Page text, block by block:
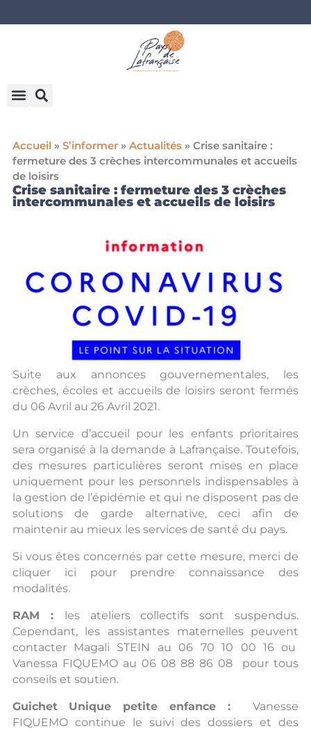
Accueil » S’informer» Actualités» Crise sanitaire :
fermeture des 3 crèches intercommunales et accueils
de loisirs
Crise sanitaire : fermeture des 3 crèches
intercommunales et accueils de loisirs
Suite aux annonces gouvernementales, les
crèches, écoles et accueils de loisirs seront fermés
du 06 Avril au 26 Avril 2021.
Un service d’accueil pour les enfants prioritaires
sera organisé à la demande à Lafrançaise. Toutefois,
des mesures particulières seront mises en place
uniquement pour les personnels indispensables à
la gestion de l’épidémie et qui ne disposent pas de
solutions de garde alternative, ceci afin de
maintenir au mieux les services de santé du pays.
Si vous êtes concernés par cette mesure, merci de
cliquer ici pour prendre connaissance des
modalités.
RAM : les ateliers collectifs sont suspendus.
Cependant, les assistantes maternelles peuvent
contacter Magali STEIN au 06 70 10 00 16 ou
Vanessa FIQUEMO au 06 08 88 86 08 pour tous
conseils et soutien.
Guichet Unique petite enfance :
Vanesse
FIQUEMO continue le suivi des dossiers et des